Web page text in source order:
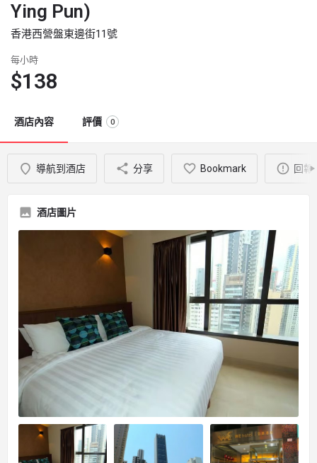
Ying Pun)
香港西營盤東邊街11號
每小時
$138
酒店內容 評價 0
導航到酒店 分享 Bookmark 回報
酒店圖片